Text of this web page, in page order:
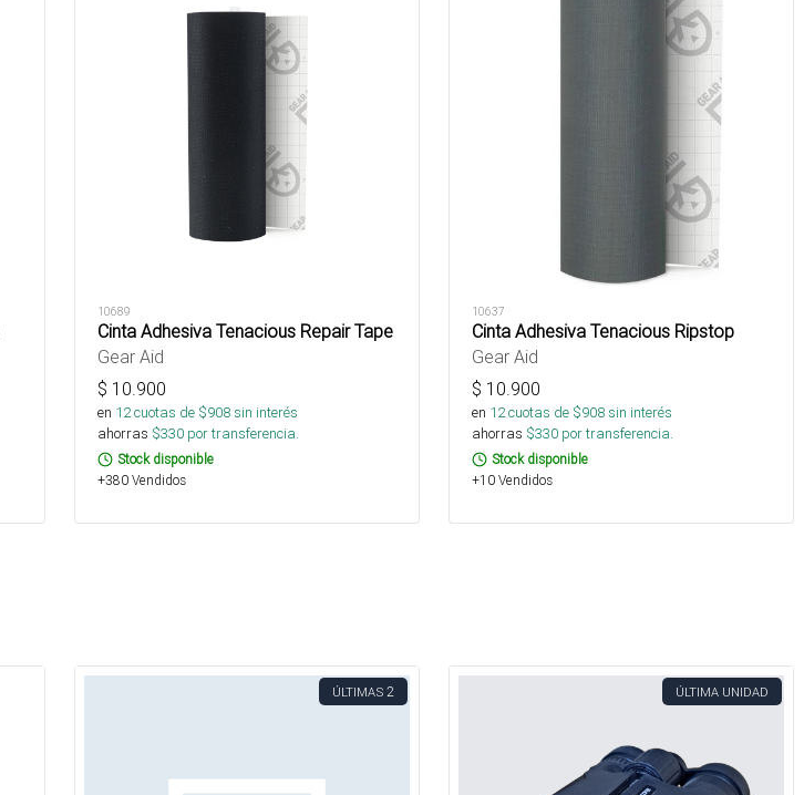
10689
Cinta Adhesiva Tenacious Repair Tape
Gear Aid
$ 10.900
en 12cuotas de $908sin interés
ahorras $330 por transferencia.
Stock disponible
+380 Vendidos
10637
Cinta Adhesiva Tenacious Ripstop
Gear Aid
$ 10.900
en 12cuotas de $908sin interés
ahorras $330 por transferencia.
Stock disponible
+10 Vendidos
ÚLTIMAS 2 ÚLTIMA UNIDAD